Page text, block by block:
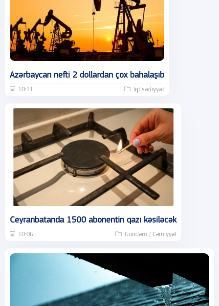
Azərbaycan nefti 2 dollardan çox bahalaşıb
10:11 İqtisadiyyat
Ceyranbatanda 1500 abonentin qazı kəsiləcək
10:06 Gündəm / Cəmiyyət